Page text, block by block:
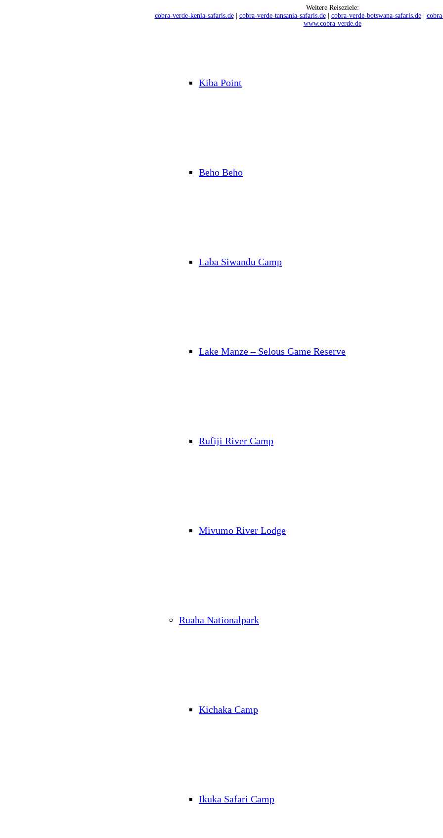
Kiba Point
Beho Beho
Laba Siwandu Camp
Lake Manze – Selous Game Reserve
Rufiji River Camp
Mivumo River Lodge
Ruaha Nationalpark
Kichaka Camp
Ikuka Safari Camp
Weitere Reiseziele:
cobra-verde-kenia-safaris.de| cobra-verde-tansania-safaris.de| cobra-verde-botswana-safaris.de|
www.cobra-verde.de